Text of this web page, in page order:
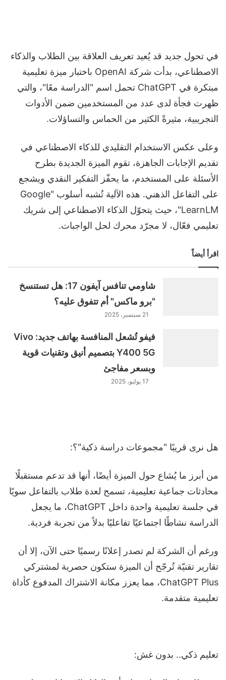
في تحول جديد قد يُعيد تعريف العلاقة بين الطلاب والذكاء
الاصطناعي، بدأت شركة OpenAI باختبار ميزة تعليمية
مبتكرة في ChatGPT تحمل اسم "الدراسة معًا"، والتي
ظهرت فجأة لدى عدد من المستخدمين ضمن الأدوات
التجريبية، مثيرةً الكثير من الحماس والتساؤلات.
وعلى عكس الاستخدام التقليدي للذكاء الاصطناعي في
تقديم الإجابات الجاهزة، تقوم الميزة الجديدة بطرح
الأسئلة على المستخدم، ما يحفّز التفكير النقدي ويشجع
على التفاعل الذهني. هذه الآلية تُشبه أسلوب "Google
LearnLM"، حيث يتحوّل الذكاء الاصطناعي إلى شريك
تعليمي فعّال، لا مجرّد محرك لحل الواجبات.
اقرأ أيضاً
شاومي تنافس آيفون 17: هل تستنسخ
"برو ماكس" أم تتفوق عليه؟
21 سبتمبر، 2025
فيفو تُشعل المنافسة بهاتف جديد: Vivo
Y400 5G بتصميم أنيق وتقنيات قوية
وبسعر مفاجئ
17 يوليو، 2025
هل نرى قريبًا "مجموعات دراسة ذكية"؟:
من أبرز ما يُشاع حول الميزة أيضًا، أنها قد تدعم مستقبلًا
محادثات جماعية تعليمية، تسمح لعدة طلاب بالتفاعل سويًا
في جلسة تعليمية واحدة داخل ChatGPT، ما يجعل
الدراسة نشاطًا اجتماعيًا تفاعليًا بدلاً من تجربة فردية.
ورغم أن الشركة لم تصدر إعلانًا رسميًا حتى الآن، إلا أن
تقارير تقنيّة تُرجّح أن الميزة ستكون حصرية لمشتركي
ChatGPT Plus، مما يعزز مكانة الاشتراك المدفوع كأداة
تعليمية متقدمة.
تعليم ذكي.. بدون غش: